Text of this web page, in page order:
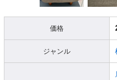
価格
ジャンル